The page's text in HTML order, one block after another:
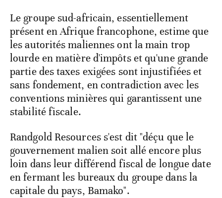
Le groupe sud-africain, essentiellement
présent en Afrique francophone, estime que
les autorités maliennes ont la main trop
lourde en matière d'impôts et qu'une grande
partie des taxes exigées sont injustifiées et
sans fondement, en contradiction avec les
conventions minières qui garantissent une
stabilité fiscale.
Randgold Resources s'est dit "déçu que le
gouvernement malien soit allé encore plus
loin dans leur différend fiscal de longue date
en fermant les bureaux du groupe dans la
capitale du pays, Bamako".